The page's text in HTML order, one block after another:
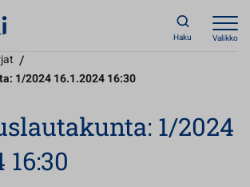
Haku Valikko
/
1/2024 16.1.2024 16:30
1/2024
16:30